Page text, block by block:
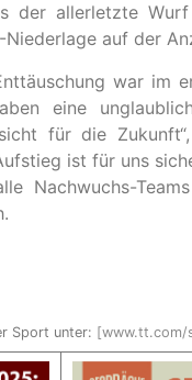
der allerletzte
Niederlage auf der
war im
eine
für die
ist für uns
Nachwuchs-
Sport unter: [www.tt.com/